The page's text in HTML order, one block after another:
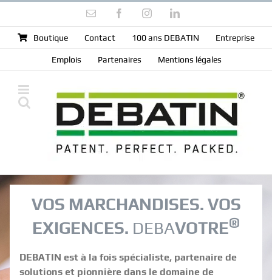
content
Email FacebookInstagramLinkedIn
Boutique Contact 100 ans DEBATIN Entreprise
Emplois Partenaires Mentions légales
VOS MARCHANDISES. VOS
EXIGENCES. DEBAVOTRE®
DEBATIN est à la fois spécialiste, partenaire de
solutions et pionnière dans le domaine de